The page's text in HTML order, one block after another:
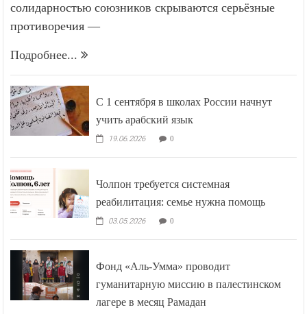
солидарностью союзников скрываются серьёзные
противоречия —
Подробнее...
С 1 сентября в школах России начнут
учить арабский язык
19.06.2026 0
Чолпон требуется системная
реабилитация: семье нужна помощь
03.05.2026 0
Фонд «Аль-Умма» проводит
гуманитарную миссию в палестинском
лагере в месяц Рамадан